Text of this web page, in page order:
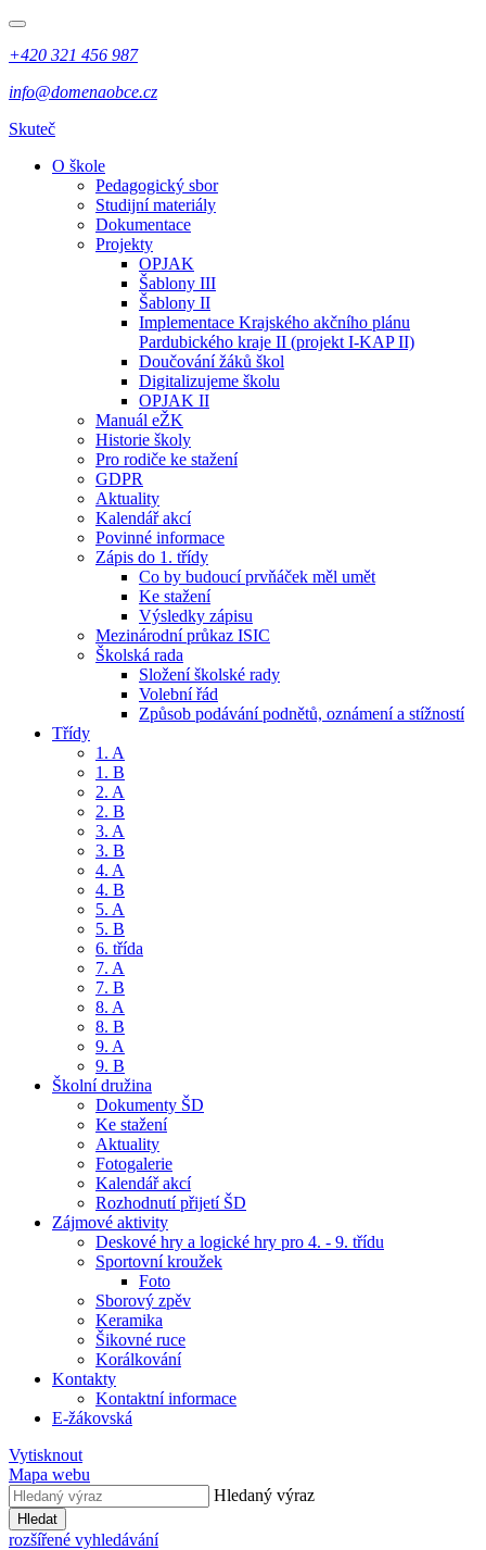
+420 321 456 987
info@domenaobce.cz
Skuteč
O škole
Pedagogický sbor
Studijní materiály
Dokumentace
Projekty
OPJAK
Šablony III
Šablony II
Implementace Krajského akčního plánu
Pardubického kraje II (projekt I-KAP II)
Doučování žáků škol
Digitalizujeme školu
OPJAK II
Manuál eŽK
Historie školy
Pro rodiče ke stažení
GDPR
Aktuality
Kalendář akcí
Povinné informace
Zápis do 1. třídy
Co by budoucí prvňáček měl umět
Ke stažení
Výsledky zápisu
Mezinárodní průkaz ISIC
Školská rada
Složení školské rady
Volební řád
Způsob podávání podnětů, oznámení a stížností
Třídy
1. A
1. B
2. A
2. B
3. A
3. B
4. A
4. B
5. A
5. B
6. třída
7. A
7. B
8. A
8. B
9. A
9. B
Školní družina
Dokumenty ŠD
Ke stažení
Aktuality
Fotogalerie
Kalendář akcí
Rozhodnutí přijetí ŠD
Zájmové aktivity
Deskové hry a logické hry pro 4. - 9. třídu
Sportovní kroužek
Foto
Sborový zpěv
Keramika
Šikovné ruce
Korálkování
Kontakty
Kontaktní informace
E-žákovská
Vytisknout
Mapa webu
Hledaný výraz
Hledat
rozšířené vyhledávání